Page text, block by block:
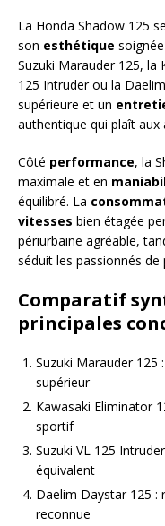
La Honda Shadow 125
son esthétique
Suzuki Marauder 125, la
125 Intruder ou la
supérieure et un
authentique qui plaît
Côté performance, la
maximale et en
équilibré. La
vitesses bien étagée
périurbaine agréable,
séduit les passionnés de
Comparatif
principales
Suzuki Marauder
supérieur
Kawasaki Eliminator
sportif
Suzuki VL 125
équivalent
Daelim Daystar 125
reconnue